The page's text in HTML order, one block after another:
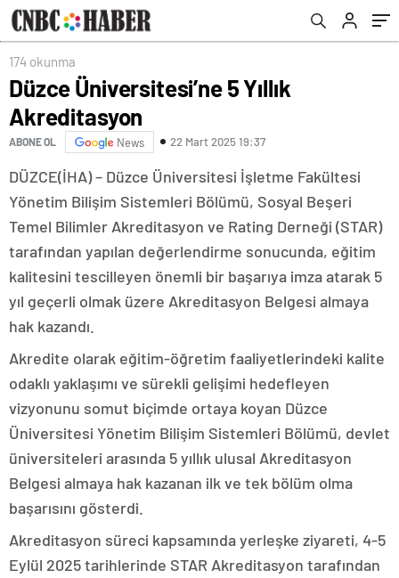
174 okunma
Düzce Üniversitesi’ne 5 Yıllık
Akreditasyon
ABONE OL News 22 Mart 2025 19:37
DÜZCE(İHA) – Düzce Üniversitesi İşletme Fakültesi
Yönetim Bilişim Sistemleri Bölümü, Sosyal Beşeri
Temel Bilimler Akreditasyon ve Rating Derneği (STAR)
tarafından yapılan değerlendirme sonucunda, eğitim
kalitesini tescilleyen önemli bir başarıya imza atarak 5
yıl geçerli olmak üzere Akreditasyon Belgesi almaya
hak kazandı.
Akredite olarak eğitim-öğretim faaliyetlerindeki kalite
odaklı yaklaşımı ve sürekli gelişimi hedefleyen
vizyonunu somut biçimde ortaya koyan Düzce
Üniversitesi Yönetim Bilişim Sistemleri Bölümü, devlet
üniversiteleri arasında 5 yıllık ulusal Akreditasyon
Belgesi almaya hak kazanan ilk ve tek bölüm olma
başarısını gösterdi.
Akreditasyon süreci kapsamında yerleşke ziyareti, 4-5
Eylül 2025 tarihlerinde STAR Akreditasyon tarafından